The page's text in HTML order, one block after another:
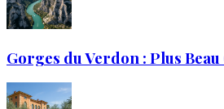
Gorges du Verdon : Plus